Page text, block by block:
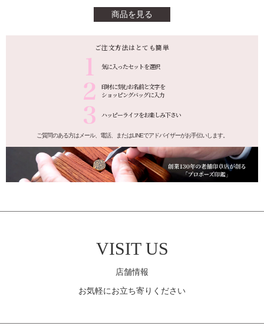
商品を見る
ご注文方法はとても簡単
気に入ったセットを選択
印材に刻むお名前と文字を
ショッピングバッグに入力
ハッピーライフをお楽しみ下さい
ご質問のある方はメール、電話、またはLINEでアドバイザーがお手伝いします。
VISIT US
店舗情報
お気軽にお立ち寄りください